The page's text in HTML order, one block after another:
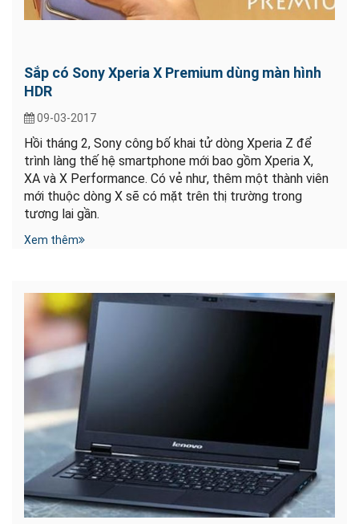
Sắp có Sony Xperia X Premium dùng màn hình
HDR
09-03-2017
Hồi tháng 2, Sony công bố khai tử dòng Xperia Z để
trình làng thế hệ smartphone mới bao gồm Xperia X,
XA và X Performance. Có vẻ như, thêm một thành viên
mới thuộc dòng X sẽ có mặt trên thị trường trong
tương lai gần.
Xem thêm